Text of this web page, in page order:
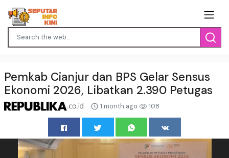
Pemkab Cianjur dan BPS Gelar Sensus
Ekonomi 2026, Libatkan 2.390 Petugas
1 month ago 108